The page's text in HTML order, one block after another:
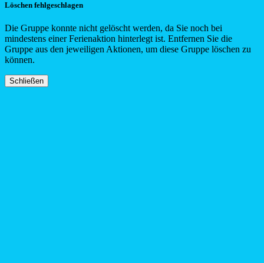
Löschen fehlgeschlagen
Die Gruppe konnte nicht gelöscht werden, da Sie noch bei
mindestens einer Ferienaktion hinterlegt ist. Entfernen Sie die
Gruppe aus den jeweiligen Aktionen, um diese Gruppe löschen zu
können.
Schließen